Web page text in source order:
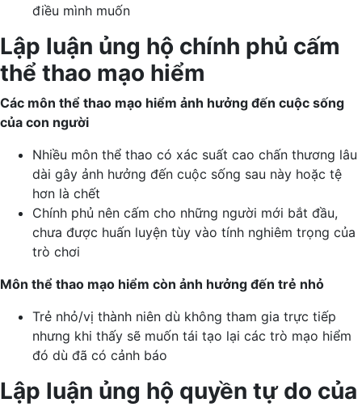
điều mình muốn
Lập luận ủng hộ chính phủ cấm
thể thao mạo hiểm
Các môn thể thao mạo hiểm ảnh hưởng đến cuộc sống
của con người
Nhiều môn thể thao có xác suất cao chấn thương lâu
dài gây ảnh hưởng đến cuộc sống sau này hoặc tệ
hơn là chết
Chính phủ nên cấm cho những người mới bắt đầu,
chưa được huấn luyện tùy vào tính nghiêm trọng của
trò chơi
Môn thể thao mạo hiểm còn ảnh hưởng đến trẻ nhỏ
Trẻ nhỏ/vị thành niên dù không tham gia trực tiếp
nhưng khi thấy sẽ muốn tái tạo lại các trò mạo hiểm
đó dù đã có cảnh báo
Lập luận ủng hộ quyền tự do của